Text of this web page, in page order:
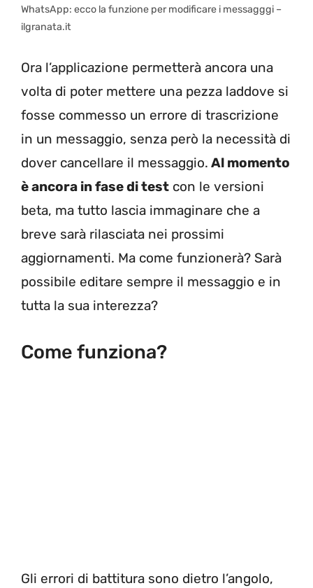
WhatsApp: ecco la funzione per modificare i messagggi –
ilgranata.it
Ora l’applicazione permetterà ancora una
volta di poter mettere una pezza laddove si
fosse commesso un errore di trascrizione
in un messaggio, senza però la necessità di
dover cancellare il messaggio. Al momento
è ancora in fase di test con le versioni
beta, ma tutto lascia immaginare che a
breve sarà rilasciata nei prossimi
aggiornamenti. Ma come funzionerà? Sarà
possibile editare sempre il messaggio e in
tutta la sua interezza?
Come funziona?
Gli errori di battitura sono dietro l’angolo,